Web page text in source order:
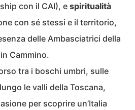
con il CAI), espiritualità
con sé stessi e il territorio,
delle Ambasciatrici della
Cammino.
tra i boschi umbri, sulle
le valli della Toscana,
per scoprire un’Italia